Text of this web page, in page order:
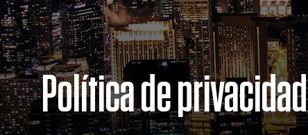
Política de privacidad